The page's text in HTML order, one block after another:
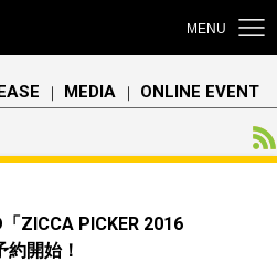
MENU
｜ MEDIA ｜ ONLINE EVENT
ZICCA PICKER 2016
開始！